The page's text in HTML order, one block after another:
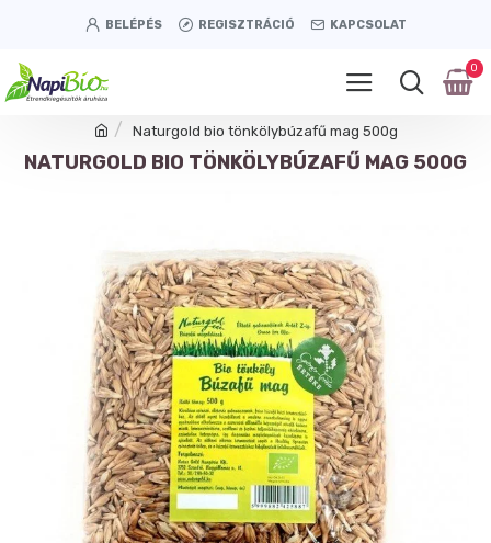
BELÉPÉS REGISZTRÁCIÓ KAPCSOLAT
0
Naturgold bio tönkölybúzafű mag 500g
NATURGOLD BIO TÖNKÖLYBÚZAFŰ MAG 500G